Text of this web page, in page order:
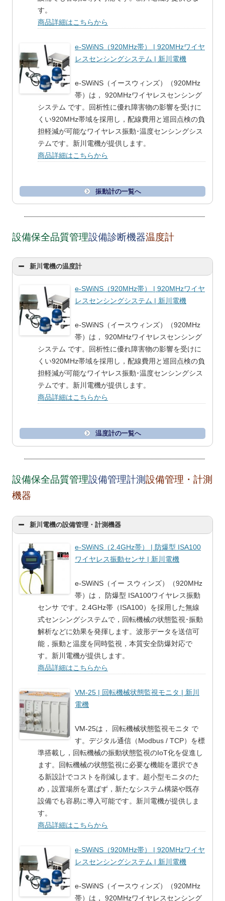
す。
商品詳細はこちらから
e-SWiNS（920MHz帯） | 920MHzワイヤ
レスセンシングシステム | 新川電機
e-SWiNS（イースウィンズ）（920MHz
帯）は， 920MHzワイヤレスセンシング
システム です。回析性に優れ障害物の影響を受けに
くい920MHz帯域を採用し，配線費用と巡回点検の負
担軽減が可能なワイヤレス振動･温度センシングシス
テムです。新川電機が提供します。
商品詳細はこちらから
振動計の一覧へ
設備保全品質管理設備診断機器温度計
新川電機の温度計
e-SWiNS（920MHz帯） | 920MHzワイヤ
レスセンシングシステム | 新川電機
e-SWiNS（イースウィンズ）（920MHz
帯）は， 920MHzワイヤレスセンシング
システム です。回析性に優れ障害物の影響を受けに
くい920MHz帯域を採用し，配線費用と巡回点検の負
担軽減が可能なワイヤレス振動･温度センシングシス
テムです。新川電機が提供します。
商品詳細はこちらから
温度計の一覧へ
設備保全品質管理設備管理計測設備管理・計測
機器
新川電機の設備管理・計測機器
e-SWiNS（2.4GHz帯） | 防爆型 ISA100
ワイヤレス振動センサ | 新川電機
e-SWiNS（イー スウィンズ）（920MHz
帯）は， 防爆型 ISA100ワイヤレス振動
センサ です。2.4GHz帯（ISA100）を採用した無線
式センシングシステムで，回転機械の状態監視･振動
解析などに効果を発揮します。波形データを送信可
能，振動と温度を同時監視，本質安全防爆対応で
す。新川電機が提供します。
商品詳細はこちらから
VM-25 | 回転機械状態監視モニタ | 新川
電機
VM-25は， 回転機械状態監視モニタ で
す。デジタル通信（Modbus / TCP）を標
準搭載し，回転機械の振動状態監視のIoT化を促進し
ます。回転機械の状態監視に必要な機能を選択でき
る新設計でコストを削減します。超小型モニタのた
め，設置場所を選ばず，新たなシステム構築や既存
設備でも容易に導入可能です。新川電機が提供しま
す。
商品詳細はこちらから
e-SWiNS（920MHz帯） | 920MHzワイヤ
レスセンシングシステム | 新川電機
e-SWiNS（イースウィンズ）（920MHz
帯）は， 920MHzワイヤレスセンシング